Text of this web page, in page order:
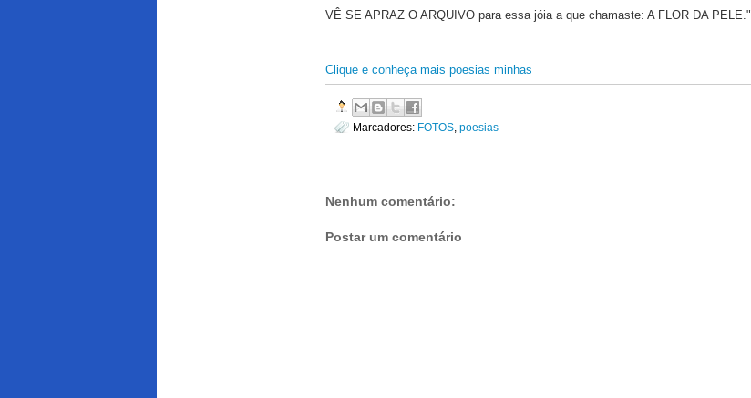
VÊ SE APRAZ O ARQUIVO para essa jóia a que chamaste: A FLOR DA PELE."
Clique e conheça mais poesias minhas
Marcadores: FOTOS poesias
Nenhum comentário:
Postar um comentário